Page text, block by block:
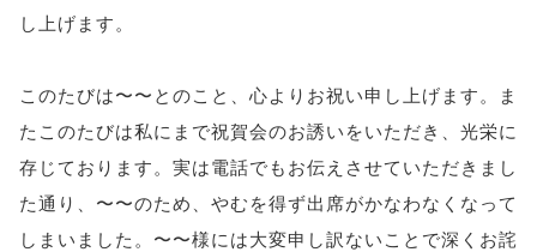
し上げます。
このたびは〜〜とのこと、心よりお祝い申し上げます。ま
たこのたびは私にまで祝賀会のお誘いをいただき、光栄に
存じております。実は電話でもお伝えさせていただきまし
た通り、〜〜のため、やむを得ず出席がかなわなくなって
しまいました。〜〜様には大変申し訳ないことで深くお詫